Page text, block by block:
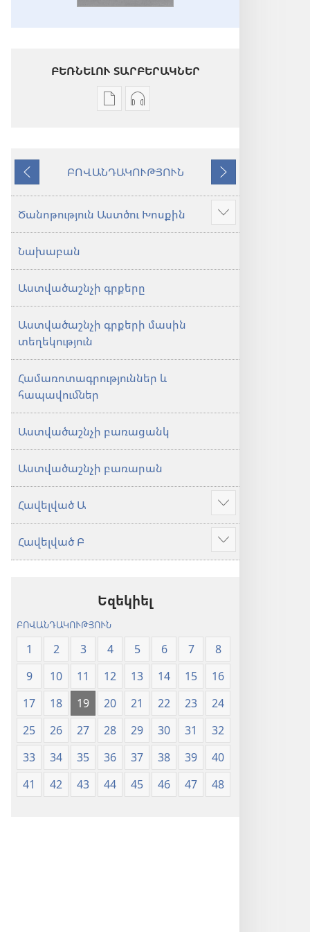
ԲԵՌՆԵԼՈՒ ՏԱՐԲԵՐԱԿՆԵՐ
Թվային
Աստվածաշունչ.
աշխարհ»
թարգմանություն
Աուդիոձայնագրությունները
Աստվածաշունչ.
«Նոր
թարգմանություն
(2024)
Նախորդ
ԲՈՎԱՆԴԱԿՈՒԹՅՈՒՆ
Հաջորդ
Ծանոթություն Աստծու Խոսքին
Ցույց
տալ
Նախաբան
Աստվածաշնչի գրքերը
Աստվածաշնչի գրքերի մասին
տեղեկություն
Համառոտագրություններ և
հապավումներ
Աստվածաշնչի բառացանկ
Աստվածաշնչի բառարան
Հավելված Ա
Ցույց
տալ
ավելին
Հավելված Բ
Ցույց
տալ
Եզեկիել
ԲՈՎԱՆԴԱԿՈՒԹՅՈՒՆ
1 2 3 4 5 6 7
8
9
10 11 12 13 14 15
16
17
18 19 20 21 22 23
24
25
26 27 28 29 30 31
32
33
34 35 36 37 38 39
40
41
42 43 44 45 46 47 48